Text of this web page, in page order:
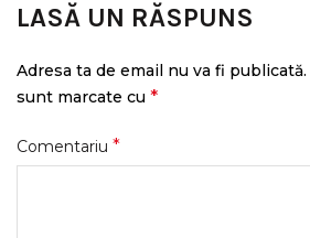
LASĂ UN RĂSPUNS
Adresa ta de email nu va fi publicată.
sunt marcate cu *
Comentariu *